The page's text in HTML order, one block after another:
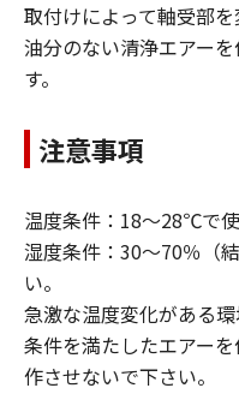
取付けによって軸受部
油分のない清浄エアー
す。
注意事項
温度条件：18～28℃で使
湿度条件：30～70％（
い。
急激な温度変化がある
条件を満たしたエアー
作させないで下さい。